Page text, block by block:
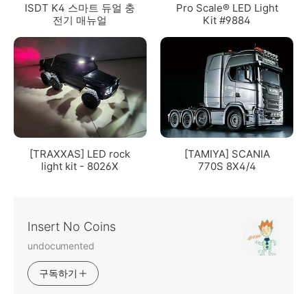
ISDT K4 스마트 듀얼 충
전기 매뉴얼
Pro Scale® LED Light
Kit #9884
[TRAXXAS] LED rock
light kit - 8026X
[TAMIYA] SCANIA
770S 8X4/4
Insert No Coins
undocumented
구독하기